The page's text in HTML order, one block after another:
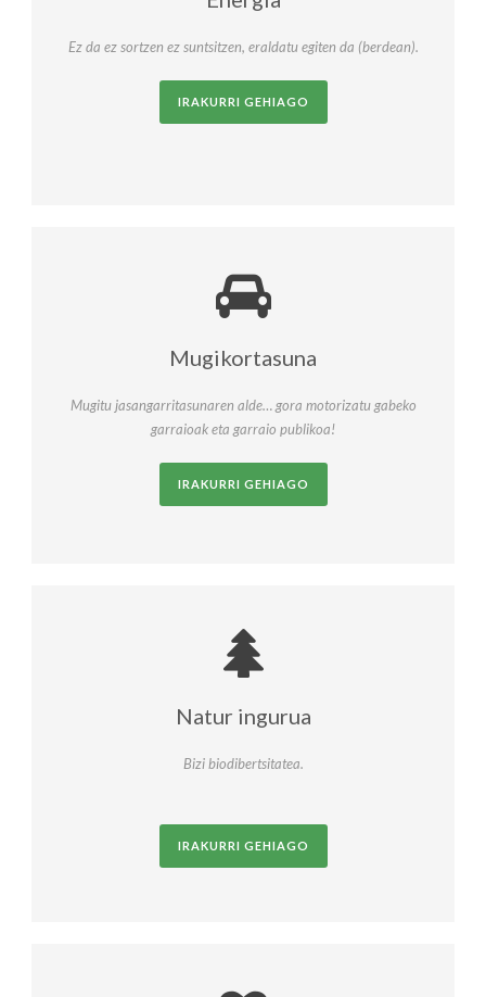
Ez da ez sortzen ez suntsitzen, eraldatu egiten da (berdean).
IRAKURRI GEHIAGO
Mugikortasuna
Mugitu jasangarritasunaren alde… gora motorizatu gabeko
garraioak eta garraio publikoa!
IRAKURRI GEHIAGO
Natur ingurua
Bizi biodibertsitatea.
IRAKURRI GEHIAGO